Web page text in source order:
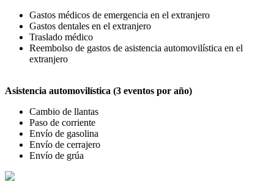
Gastos médicos de emergencia en el extranjero
Gastos dentales en el extranjero
Traslado médico
Reembolso de gastos de asistencia automovilística en el
extranjero
Asistencia automovilística (3 eventos por año)
Cambio de llantas
Paso de corriente
Envío de gasolina
Envío de cerrajero
Envío de grúa